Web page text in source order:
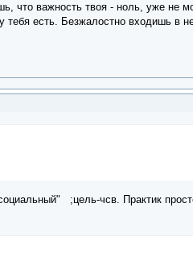
важность твоя - ноль, уже не
тебя есть. Безжалостно входишь в
;цель-чсв. Практик